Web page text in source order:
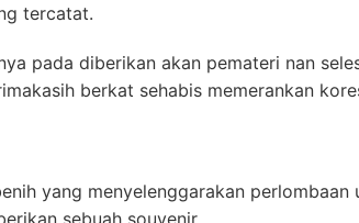
tercatat.
pada diberikan akan pemateri nan
berkat sehabis memerankan
yang menyelenggarakan perlombaan